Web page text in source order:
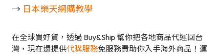
→ 日本樂天網購教學
在全球買好貨，透過 Buy&Ship 幫你把各地商品代運回台
灣，現在還提供代購服務免服務費助你入手海外商品！運